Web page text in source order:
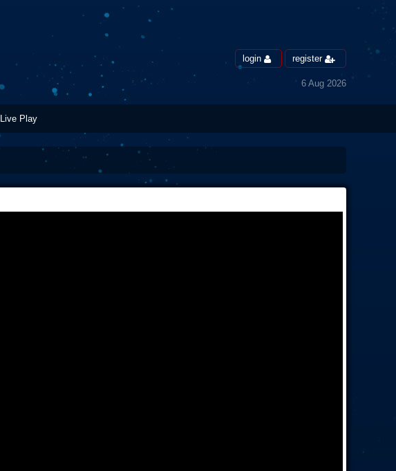
login register
6 Aug 2026
Live Play